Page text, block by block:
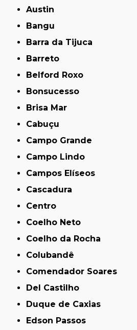
Austin
Bangu
Barra da Tijuca
Barreto
Belford Roxo
Bonsucesso
Brisa Mar
Cabuçu
Campo Grande
Campo Lindo
Campos Elíseos
Cascadura
Centro
Coelho Neto
Coelho da Rocha
Colubandê
Comendador Soares
Del Castilho
Duque de Caxias
Edson Passos